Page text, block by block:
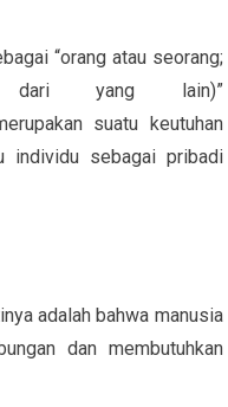
“orang atau seorang;
dari yang lain)”
suatu keutuhan
individu sebagai pribadi
adalah bahwa manusia
dan membutuhkan